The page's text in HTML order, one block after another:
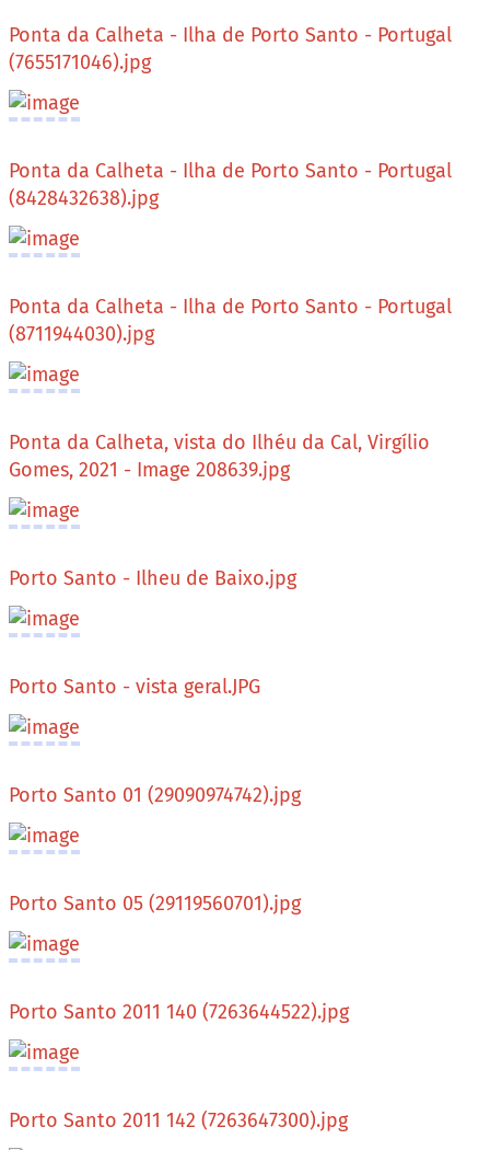
Ponta da Calheta - Ilha de Porto Santo - Portugal
(7655171046).jpg
Ponta da Calheta - Ilha de Porto Santo - Portugal
(8428432638).jpg
Ponta da Calheta - Ilha de Porto Santo - Portugal
(8711944030).jpg
Ponta da Calheta, vista do Ilhéu da Cal, Virgílio
Gomes, 2021 - Image 208639.jpg
Porto Santo - Ilheu de Baixo.jpg
Porto Santo - vista geral.JPG
Porto Santo 01 (29090974742).jpg
Porto Santo 05 (29119560701).jpg
Porto Santo 2011 140 (7263644522).jpg
Porto Santo 2011 142 (7263647300).jpg